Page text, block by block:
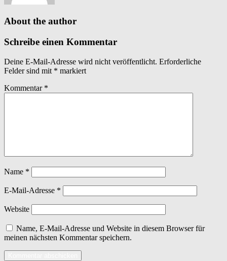
About the author
Schreibe einen Kommentar
Deine E-Mail-Adresse wird nicht veröffentlicht. Erforderliche
Felder sind mit * markiert
Kommentar *
Name *
E-Mail-Adresse *
Website
Name, E-Mail-Adresse und Website in diesem Browser für
meinen nächsten Kommentar speichern.